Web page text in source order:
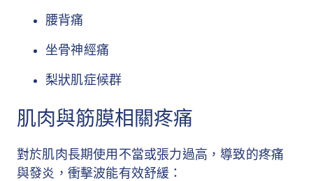
腰背痛
坐骨神經痛
梨狀肌症候群
肌肉與筋膜相關疼痛
對於肌肉長期使用不當或張力過高，導致的疼痛
與發炎，衝擊波能有效舒緩：